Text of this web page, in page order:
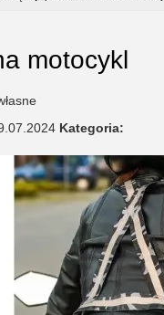
motocykl
Kategoria: